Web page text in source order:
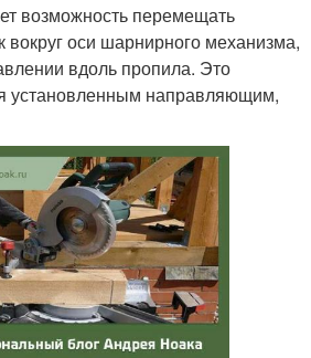
возможность перемещать
оси шарнирного механизма,
вдоль пропила. Это
установленным направляющим,